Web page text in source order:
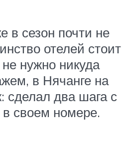
в сезон почти не
отелей стоит
нужно никуда
в Нячанге на
сделал два шага с
своем номере.